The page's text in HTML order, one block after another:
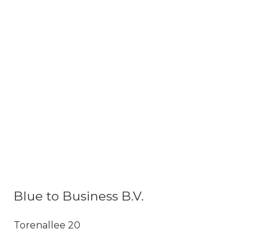
Blue to Business B.V.
Torenallee 20